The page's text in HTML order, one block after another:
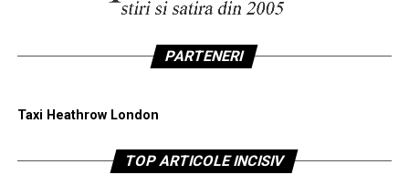
PARTENERI
Taxi Heathrow London
TOP ARTICOLE INCISIV